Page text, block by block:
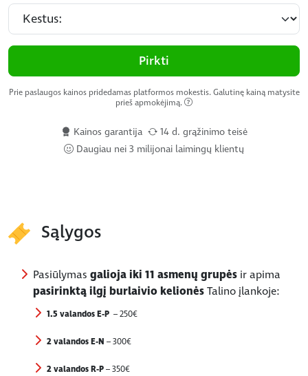
Pirkti
Prie paslaugos kainos pridedamas platformos mokestis. Galutinę kainą matysite
prieš apmokėjimą.
Kainos garantija
14 d. grąžinimo teisė
Daugiau nei 3 milijonai laimingų klientų
Sąlygos
Pasiūlymas galioja iki 11 asmenų grupės ir apima
pasirinktą ilgį burlaivio kelionėsTalino įlankoje:
1.5 valandos E-P – 250€
2 valandos E-N – 300€
2 valandos R-P– 350€